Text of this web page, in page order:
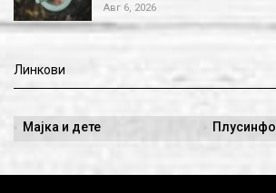
Авг 6, 2026
Линкови
Мајка и дете Плусинфо